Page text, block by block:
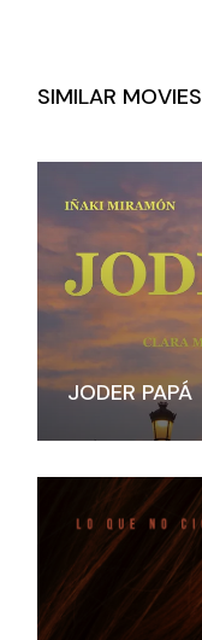
SIMILAR MOVIES
JODER PAPÁ